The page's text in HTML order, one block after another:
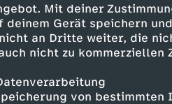
Mit deiner
deinem Gerät speichern
an Dritte weiter, die
nicht zu kommerziellen
von bestimmten